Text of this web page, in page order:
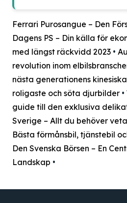
Ferrari Purosangue – Den
Dagens PS – Din källa för
med längst räckvidd 2023 •
revolution inom
nästa generationens
roligaste och söta djurbilder •
guide till den exklusiva
Sverige – Allt du behöver
Bästa förmånsbil, tjänstebil
Den Svenska Börsen – En
Landskap •